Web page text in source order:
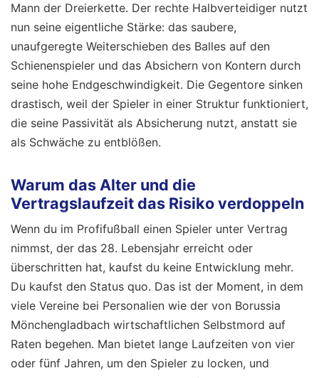
Mann der Dreierkette. Der rechte Halbverteidiger nutzt
nun seine eigentliche Stärke: das saubere,
unaufgeregte Weiterschieben des Balles auf den
Schienenspieler und das Absichern von Kontern durch
seine hohe Endgeschwindigkeit. Die Gegentore sinken
drastisch, weil der Spieler in einer Struktur funktioniert,
die seine Passivität als Absicherung nutzt, anstatt sie
als Schwäche zu entblößen.
Warum das Alter und die
Vertragslaufzeit das Risiko verdoppeln
Wenn du im Profifußball einen Spieler unter Vertrag
nimmst, der das 28. Lebensjahr erreicht oder
überschritten hat, kaufst du keine Entwicklung mehr.
Du kaufst den Status quo. Das ist der Moment, in dem
viele Vereine bei Personalien wie der von Borussia
Mönchengladbach wirtschaftlichen Selbstmord auf
Raten begehen. Man bietet lange Laufzeiten von vier
oder fünf Jahren, um den Spieler zu locken, und